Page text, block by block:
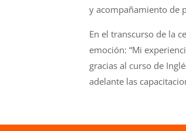
y acompañamiento de
En el transcurso de la
emoción: “Mi
gracias al curso de
adelante las